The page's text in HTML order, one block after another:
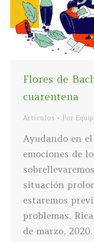
Flores de
cuarentena
Artículos Por
Ayudando en
emociones de
situación
estaremos
problemas.
de marzo,